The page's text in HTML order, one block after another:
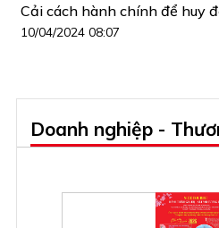
Cải cách hành chính để huy
10/04/2024 08:07
Doanh nghiệp -